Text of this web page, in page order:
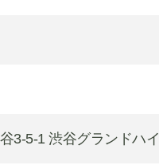
3-5-1 渋谷グランドハ